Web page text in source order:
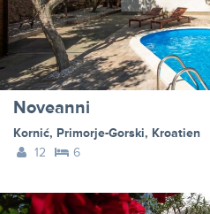
Noveanni
Kornić, Primorje-Gorski, Kroatien
12
6